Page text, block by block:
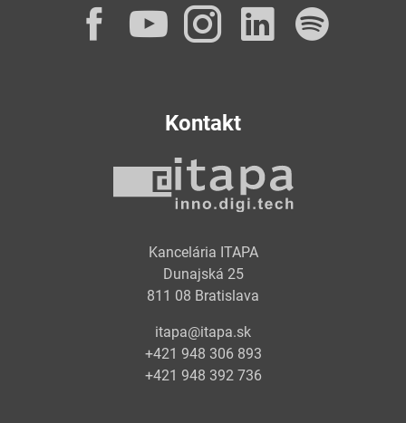
Facebook
YouTube
Instagram
Kontakt
Kancelária ITAPA
Dunajská 25
811 08 Bratislava
itapa@itapa.sk
+421 948 306 893
+421 948 392 736